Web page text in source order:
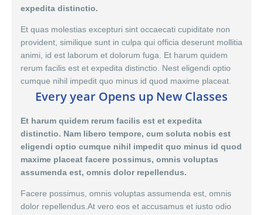
expedita distinctio.
Et quas molestias excepturi sint occaecati cupiditate non
provident, similique sunt in culpa qui officia deserunt mollitia
animi, id est laborum et dolorum fuga. Et harum quidem
rerum facilis est et expedita distinctio. Nest eligendi optio
cumque nihil impedit quo minus id quod maxime placeat.
Every year Opens up New Classes
Et harum quidem rerum facilis est et expedita
distinctio. Nam libero tempore, cum soluta nobis est
eligendi optio cumque nihil impedit quo minus id quod
maxime placeat facere possimus, omnis voluptas
assumenda est, omnis dolor repellendus.
Facere possimus, omnis voluptas assumenda est, omnis
dolor repellendus.At vero eos et accusamus et iusto odio